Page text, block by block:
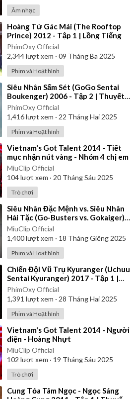
Âm nhạc
⁣Hoàng Tử Gác Mái (The Rooftop
Prince) 2012 - Tập 1 | Lồng Tiếng
PhimOxy Official
2,344lượt xem · 09 Tháng Ba 2025
Phim và Hoạt hình
⁣Siêu Nhân Sấm Sét (GoGo Sentai
Boukenger) 2006 - Tập 2 | Thuyết
Minh
PhimOxy Official
1,416lượt xem · 22 Tháng Hai 2025
Phim và Hoạt hình
⁣Vietnam's Got Talent 2014 - Tiết
mục nhận nút vàng - Nhóm 4 chị em
MiuClip Official
104lượt xem · 20 Tháng Sáu 2025
Trò chơi
⁣Siêu Nhân Đặc Mệnh vs. Siêu Nhân
Hải Tặc (Go-Busters vs. Gokaiger) |
Vietsub
MiuClip Official
1,400lượt xem · 18 Tháng Giêng 2025
Phim và Hoạt hình
⁣Chiến Đội Vũ Trụ Kyuranger (Uchuu
Sentai Kyuranger) 2017 - Tập 1 |
Thuyết Minh
PhimOxy Official
1,391 lượt xem · 28 Tháng Hai 2025
Phim và Hoạt hình
⁣Vietnam's Got Talent 2014 - Người
điện - Hoàng Nhựt
MiuClip Official
102 lượt xem · 19 Tháng Sáu 2025
Trò chơi
⁣Cung Tỏa Tâm Ngọc - Ngọc Sáng